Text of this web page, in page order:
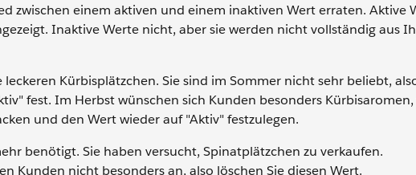
zwischen einem aktiven und einem inaktiven Wert erraten. Aktive
Inaktive Werte nicht, aber sie werden nicht vollständig aus
Kürbisplätzchen. Sie sind im Sommer nicht sehr beliebt,
fest. Im Herbst wünschen sich Kunden besonders
und den Wert wieder auf "Aktiv" festzulegen.
benötigt. Sie haben versucht, Spinatplätzchen zu verkaufen.
Kunden nicht besonders an, also löschen Sie diesen Wert.